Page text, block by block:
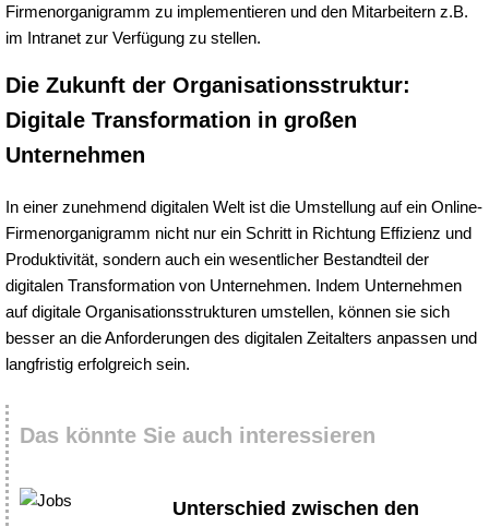
Firmenorganigramm zu implementieren und den Mitarbeitern z.B.
im Intranet zur Verfügung zu stellen.
Die Zukunft der Organisationsstruktur:
Digitale Transformation in großen
Unternehmen
In einer zunehmend digitalen Welt ist die Umstellung auf ein Online-
Firmenorganigramm nicht nur ein Schritt in Richtung Effizienz und
Produktivität, sondern auch ein wesentlicher Bestandteil der
digitalen Transformation von Unternehmen. Indem Unternehmen
auf digitale Organisationsstrukturen umstellen, können sie sich
besser an die Anforderungen des digitalen Zeitalters anpassen und
langfristig erfolgreich sein.
Das könnte Sie auch interessieren
Unterschied zwischen den